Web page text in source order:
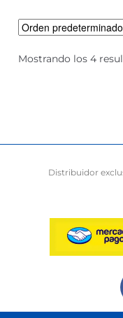
Mostrando los 4
Distribuidor